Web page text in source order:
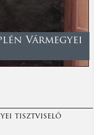
Vármegyei
tisztviselő